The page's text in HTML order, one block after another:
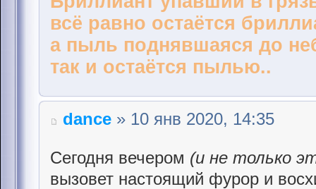
всё равно остаётся
а пыль поднявшаяся до
так и остаётся пылью..
dance » 10 янв 2020, 14:35
Сегодня вечером (и не только
вызовет настоящий фурор и